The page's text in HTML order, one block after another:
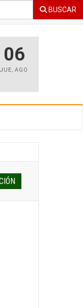
BUSCAR
06
JUE,AGO